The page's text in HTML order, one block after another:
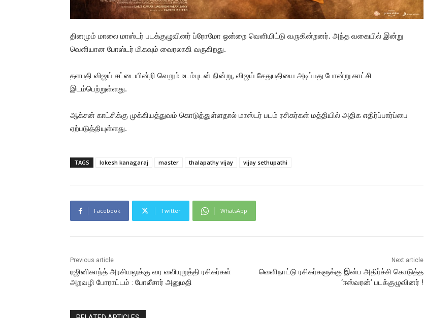
தினமும் மாலை மாஸ்டர் படக்குழுவினர் ப்ரோமோ ஒன்றை வெளியிட்டு வருகின்றனர். அந்த வகையில் இன்று
வெளியான போஸ்டர் மிகவும் வைரலாகி வருகிறது.
தளபதி விஜய் சட்டையின்றி வெறும் உடம்புடன் நின்று, விஜய் சேதுபதியை அடிப்பது போன்று காட்சி
இடம்பெற்றுள்ளது.
ஆக்சன் காட்சிக்கு முக்கியத்துவம் கொடுத்துள்ளதால் மாஸ்டர் படம் ரசிகர்கள் மத்தியில் அதிக எதிர்ப்பார்ப்பை
ஏற்படுத்தியுள்ளது.
TAGS lokesh kanagaraj master thalapathy vijay vijay sethupathi
Facebook Twitter WhatsApp
Previous article
ரஜினிகாந்த் அரசியலுக்கு வர வலியுறுத்தி ரசிகர்கள்
அறவழி போராட்டம் : போலீசார் அனுமதி
Next article
வெளிநாட்டு ரசிகர்களுக்கு இன்ப அதிர்ச்சி கொடுத்த
‘ஈஸ்வரன்’ படக்குழுவினர் !